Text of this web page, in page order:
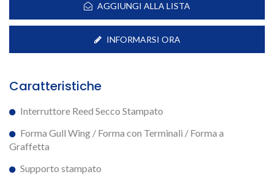
AGGIUNGI ALLA LISTA
INFORMARSI ORA
Caratteristiche
Interruttore Reed Secco Stampato
Forma Gull Wing / Forma con Terminali / Forma a
Graffetta
Supporto stampato